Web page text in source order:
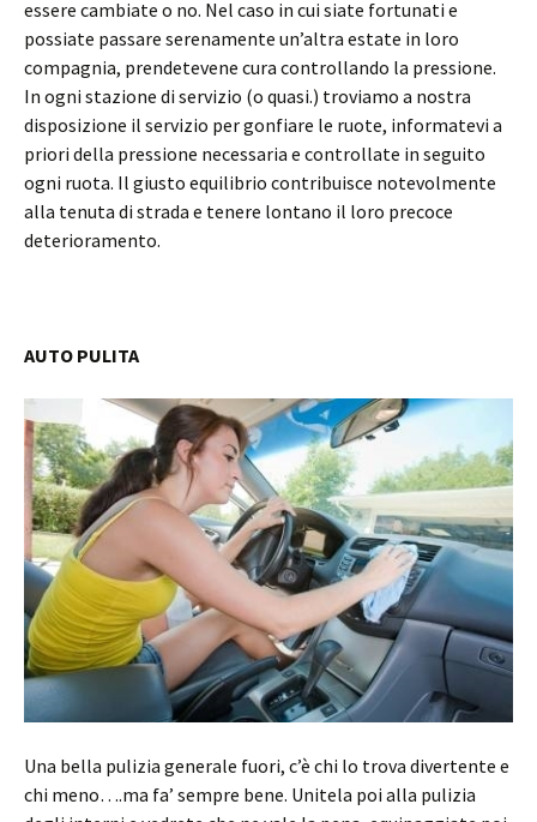
essere cambiate o no. Nel caso in cui siate fortunati e
possiate passare serenamente un’altra estate in loro
compagnia, prendetevene cura controllando la pressione.
In ogni stazione di servizio (o quasi.) troviamo a nostra
disposizione il servizio per gonfiare le ruote, informatevi a
priori della pressione necessaria e controllate in seguito
ogni ruota. Il giusto equilibrio contribuisce notevolmente
alla tenuta di strada e tenere lontano il loro precoce
deterioramento.
AUTO PULITA
Una bella pulizia generale fuori, c’è chi lo trova divertente e
chi meno….ma fa’ sempre bene. Unitela poi alla pulizia